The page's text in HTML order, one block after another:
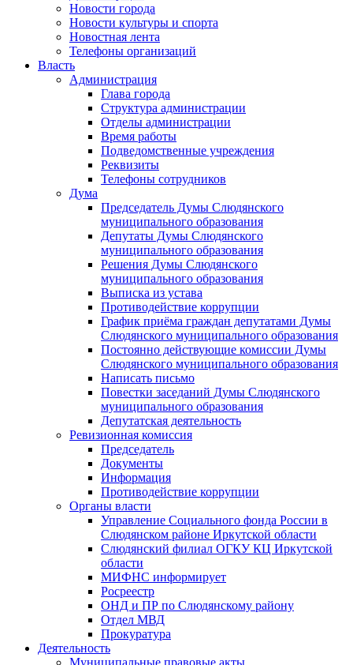
Новости города
Новости культуры и спорта
Новостная лента
Телефоны организаций
Власть
Администрация
Глава города
Структура администрации
Отделы администрации
Время работы
Подведомственные учреждения
Реквизиты
Телефоны сотрудников
Дума
Председатель Думы Слюдянского
муниципального образования
Депутаты Думы Слюдянского
муниципального образования
Решения Думы Слюдянского
муниципального образования
Выписка из устава
Противодействие коррупции
График приёма граждан депутатами Думы
Слюдянского муниципального образования
Постоянно действующие комиссии Думы
Слюдянского муниципального образования
Написать письмо
Повестки заседаний Думы Слюдянского
муниципального образования
Депутатская деятельность
Ревизионная комиссия
Председатель
Документы
Информация
Противодействие коррупции
Органы власти
Управление Социального фонда России в
Слюдянском районе Иркутской области
Слюдянский филиал ОГКУ КЦ Иркутской
области
МИФНС информирует
Росреестр
ОНД и ПР по Слюдянскому району
Отдел МВД
Прокуратура
Деятельность